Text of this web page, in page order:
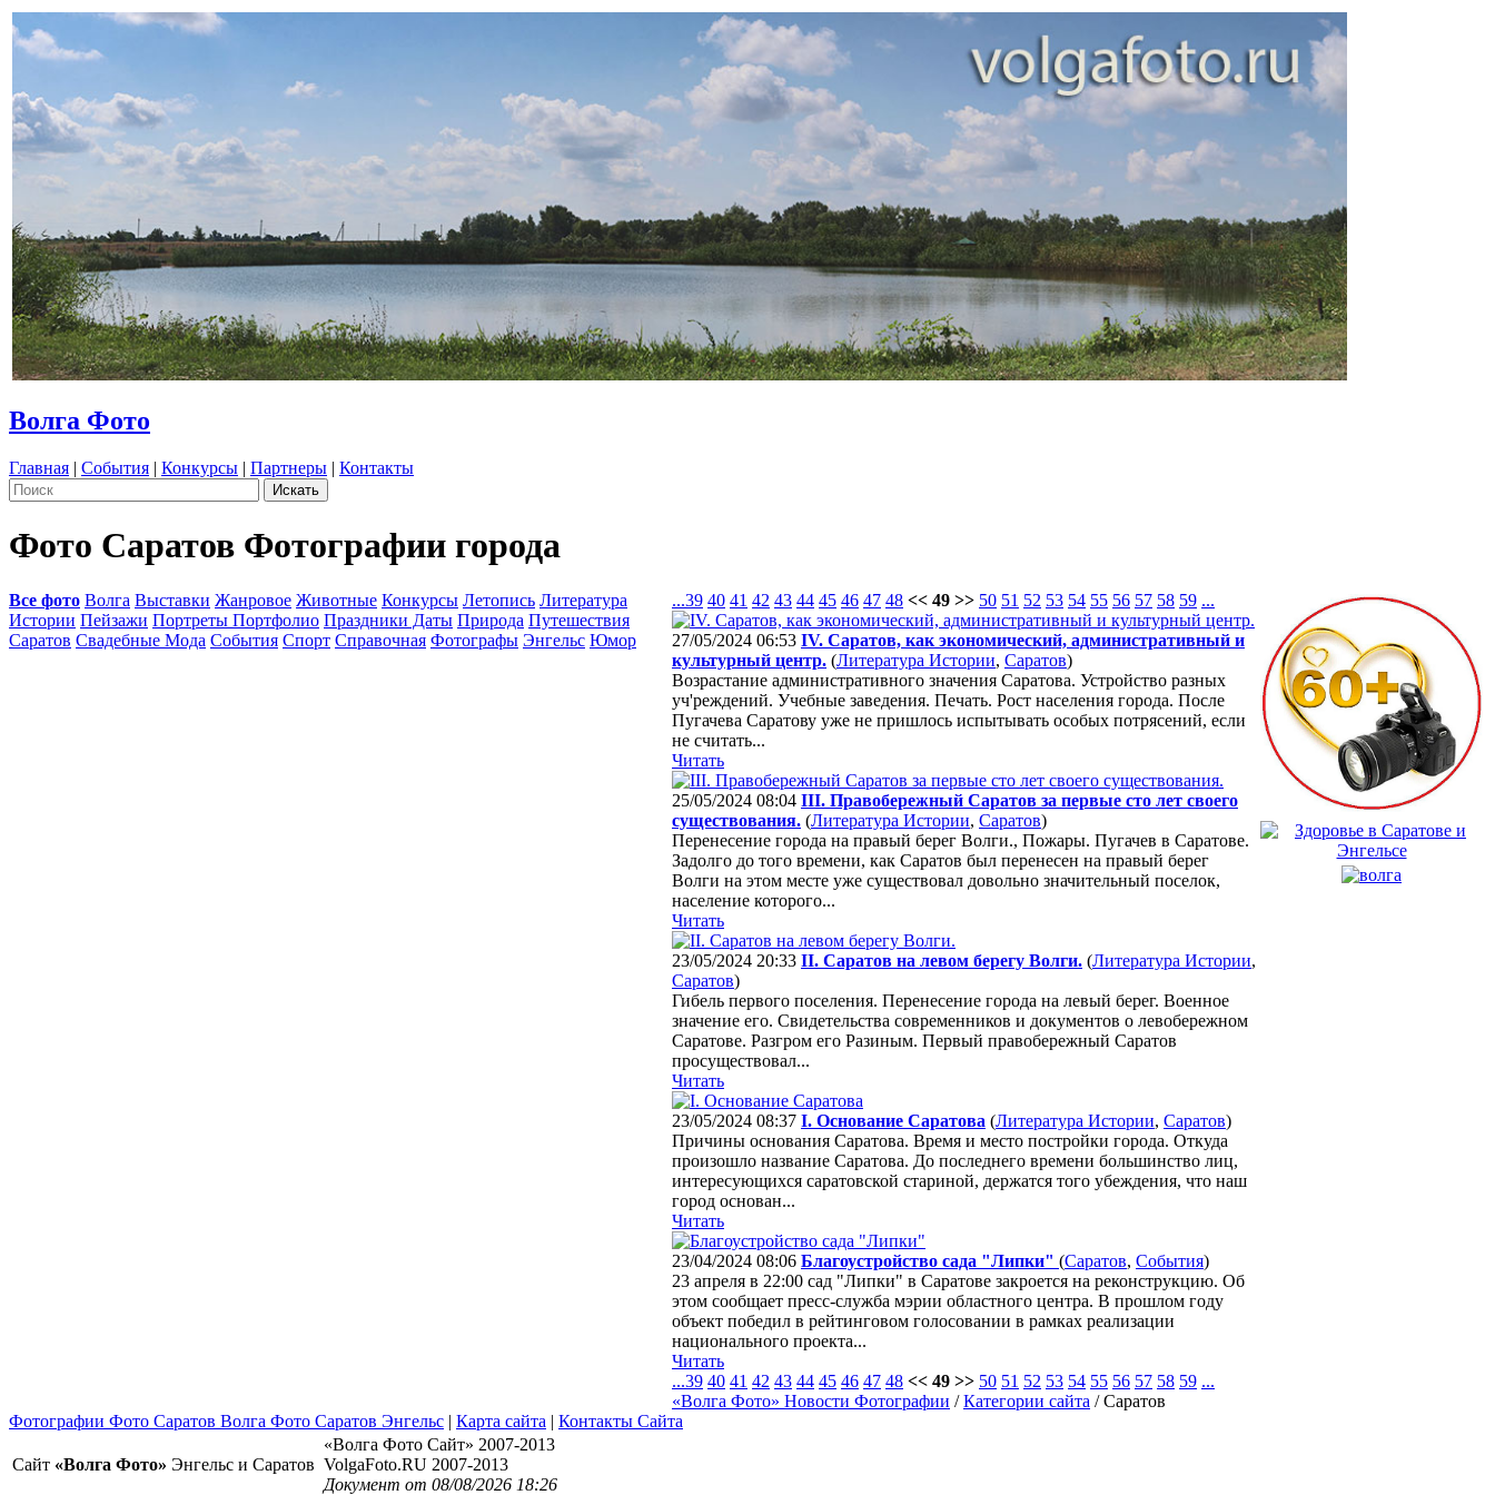
Волга Фото
Главная | События | Конкурсы | Партнеры | Контакты
Фото Саратов Фотографии города
Все фото Волга Выставки Жанровое Животные Конкурсы Летопись Литература
Истории Пейзажи Портреты Портфолио Праздники Даты Природа Путешествия
Саратов Свадебные Мода События Спорт Справочная Фотографы Энгельс Юмор
...39 40 41 42 43 44 45 46 47 48 << 49 >> 50 51 52 53 54 55 56 57 58 59 ...
27/05/2024 06:53 IV. Саратов, как экономический, административный и
культурный центр. (Литература Истории, Саратов)
Возрастание административного значения Саратова. Устройство разных
уч'реждений. Учебные заведения. Печать. Рост населения города. После
Пугачева Саратову уже не пришлось испытывать особых потрясений, если
не считать...
Читать
25/05/2024 08:04 III. Правобережный Саратов за первые сто лет своего
существования. (Литература Истории, Саратов)
Перенесение города на правый берег Волги., Пожары. Пугачев в Саратове.
Задолго до того времени, как Саратов был перенесен на правый берег
Волги на этом месте уже существовал довольно значительный поселок,
население которого...
Читать
23/05/2024 20:33 II. Саратов на левом берегу Волги. (Литература Истории,
Саратов)
Гибель первого поселения. Перенесение города на левый берег. Военное
значение его. Свидетельства современников и документов о левобережном
Саратове. Разгром его Разиным. Первый правобережный Саратов
просуществовал...
Читать
23/05/2024 08:37 I. Основание Саратова (Литература Истории, Саратов)
Причины основания Саратова. Время и место постройки города. Откуда
произошло название Саратова. До последнего времени большинство лиц,
интересующихся саратовской стариной, держатся того убеждения, что наш
город основан...
Читать
23/04/2024 08:06 Благоустройство сада "Липки" (Саратов, События)
23 апреля в 22:00 сад "Липки" в Саратове закроется на реконструкцию. Об
этом сообщает пресс-служба мэрии областного центра. В прошлом году
объект победил в рейтинговом голосовании в рамках реализации
национального проекта...
Читать
...39 40 41 42 43 44 45 46 47 48 << 49 >> 50 51 52 53 54 55 56 57 58 59 ...
«Волга Фото» Новости Фотографии /Категории сайта / Саратов
Фотографии Фото Саратов Волга Фото Саратов Энгельс | Карта сайта | Контакты Сайта
Сайт «Волга Фото» Энгельс и Саратов
«Волга Фото Сайт» 2007-2013
VolgaFoto.RU 2007-2013
Документ от 08/08/2026 18:26